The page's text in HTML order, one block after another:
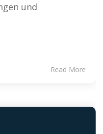
und
Read More